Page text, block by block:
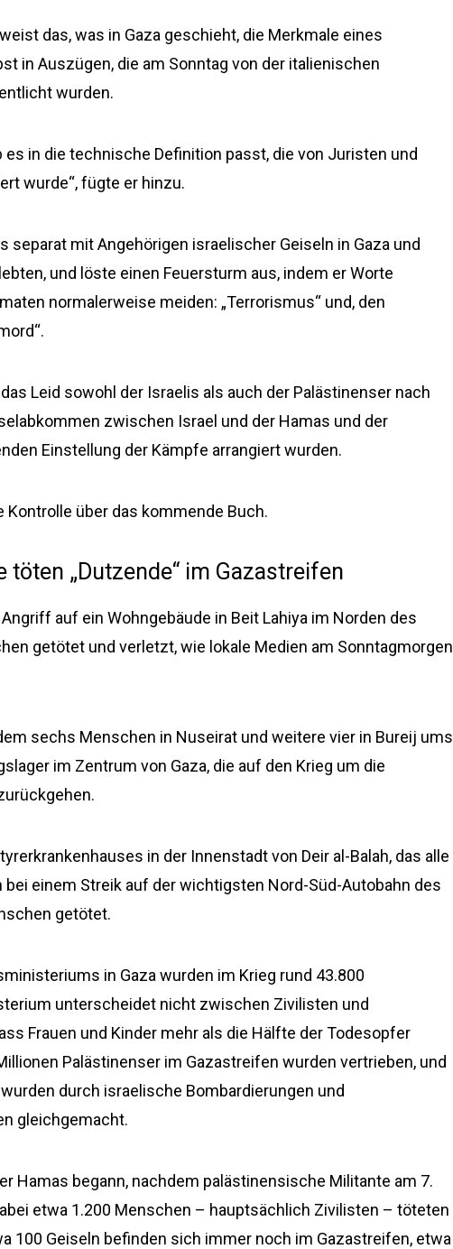
das, was in Gaza geschieht, die Merkmale eines
in Auszügen, die am Sonntag von der italienischen
wurden.
es in die technische Definition passt, die von Juristen und
wurde“, fügte er hinzu.
separat mit Angehörigen israelischer Geiseln in Gaza und
und löste einen Feuersturm aus, indem er Worte
normalerweise meiden: „Terrorismus“ und, den
Leid sowohl der Israelis als auch der Palästinenser nach
zwischen Israel und der Hamas und der
Einstellung der Kämpfe arrangiert wurden.
Kontrolle über das kommende Buch.
„Dutzende“ im Gazastreifen
auf ein Wohngebäude in Beit Lahiya im Norden des
getötet und verletzt, wie lokale Medien am Sonntagmorgen
sechs Menschen in Nuseirat und weitere vier in Bureij ums
im Zentrum von Gaza, die auf den Krieg um die
in der Innenstadt von Deir al-Balah, das alle
einem Streik auf der wichtigsten Nord-Süd-Autobahn des
getötet.
in Gaza wurden im Krieg rund 43.800
unterscheidet nicht zwischen Zivilisten und
Frauen und Kinder mehr als die Hälfte der Todesopfer
Palästinenser im Gazastreifen wurden vertrieben, und
durch israelische Bombardierungen und
gleichgemacht.
Hamas begann, nachdem palästinensische Militante am 7.
etwa 1.200 Menschen – hauptsächlich Zivilisten – töteten
100 Geiseln befinden sich immer noch im Gazastreifen, etwa